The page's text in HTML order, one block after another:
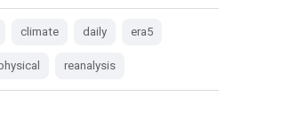
climate daily era5
reanalysis